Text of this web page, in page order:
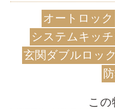
オートロック
システムキッ
玄関ダブルロック
こ